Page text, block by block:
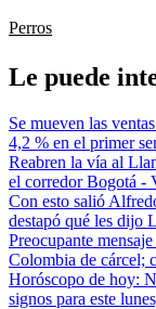
Perros
Le puede
Se mueven las
4,2 % en el primer
Reabren la vía al
el corredor Bogotá -
Con esto salió
destapó qué les dijo
Preocupante
Colombia de cárcel;
Horóscopo de hoy:
signos para este